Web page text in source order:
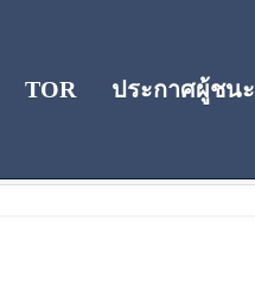
TOR ประกาศผู้ชนะ